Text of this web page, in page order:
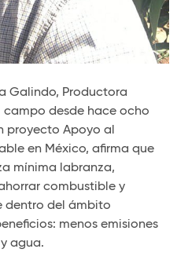
Galindo, Productora
desde hace ocho
proyecto Apoyo al
en México, afirma que
mínima labranza,
combustible y
dentro del ámbito
menos emisiones
agua.